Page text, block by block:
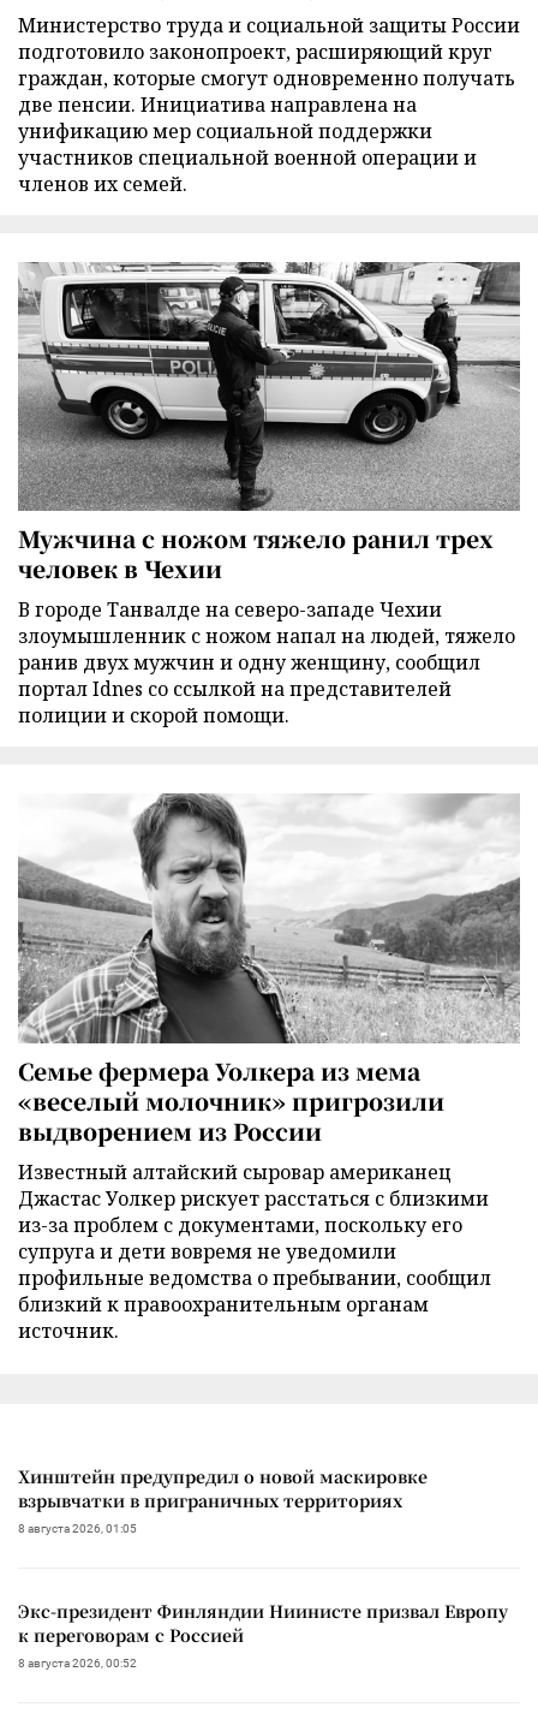
Министерство труда и социальной защиты России
подготовило законопроект, расширяющий круг
граждан, которые смогут одновременно получать
две пенсии. Инициатива направлена на
унификацию мер социальной поддержки
участников специальной военной операции и
членов их семей.
Мужчина с ножом тяжело ранил трех
человек в Чехии
В городе Танвалде на северо-западе Чехии
злоумышленник с ножом напал на людей, тяжело
ранив двух мужчин и одну женщину, сообщил
портал Idnes со ссылкой на представителей
полиции и скорой помощи.
Семье фермера Уолкера из мема
«веселый молочник» пригрозили
выдворением из России
Известный алтайский сыровар американец
Джастас Уолкер рискует расстаться с близкими
из-за проблем с документами, поскольку его
супруга и дети вовремя не уведомили
профильные ведомства о пребывании, сообщил
близкий к правоохранительным органам
источник.
Хинштейн предупредил о новой маскировке
взрывчатки в приграничных территориях
8 августа 2026, 01:05
Экс-президент Финляндии Ниинисте призвал Европу
к переговорам с Россией
8 августа 2026, 00:52